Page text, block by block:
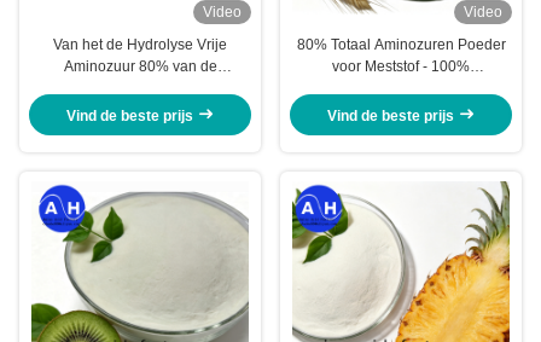
Video
Van het de Hydrolyse Vrije
Aminozuur 80% van de
Vind de beste prijs
Video
80% Totaal Aminozuren Poeder
voor Meststof - 100%
Maïseiwit Vrije Aminozuren
Meststof
Vind de beste prijs